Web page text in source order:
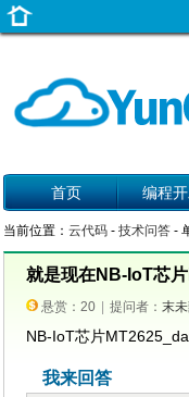
首页 编程
当前位置： 云代码 - 技术问答 -
就是现在NB-IoT芯
悬赏：20 提问者： 末
NB-IoT芯片
我来回答